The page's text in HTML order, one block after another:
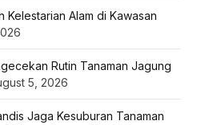
Alam di Kawasan
Rutin Tanaman Jagung
5, 2026
Jaga Kesuburan Tanaman